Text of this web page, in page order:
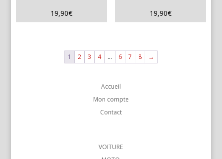
19,90€ 19,90€
1 2 3 4 … 6 7 8 →
Accueil
Mon compte
Contact
VOITURE